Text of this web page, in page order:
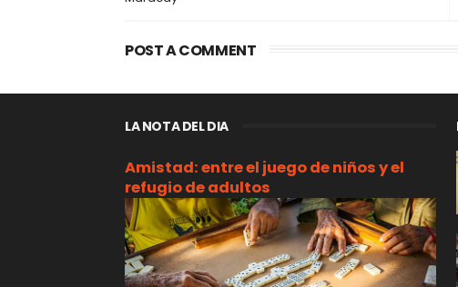
POST A COMMENT
LA NOTA DEL DIA
Amistad: entre el juego de niños y el
refugio de adultos